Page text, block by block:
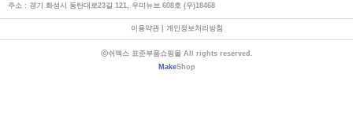
주소 : 경기 화성시 동탄대로23길 121, 우미뉴브 608호 (우)18468
이용약관| 개인정보처리방침
ⓒ쉬멕스 표준부품쇼핑몰 All rights reserved.
MakeShop